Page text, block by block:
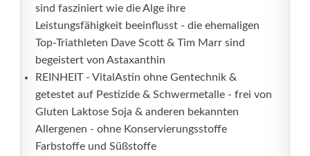
sind fasziniert wie die Alge ihre
Leistungsfähigkeit beeinflusst - die ehemaligen
Top-Triathleten Dave Scott & Tim Marr sind
begeistert von Astaxanthin
REINHEIT - VitalAstin ohne Gentechnik &
getestet auf Pestizide & Schwermetalle - frei von
Gluten Laktose Soja & anderen bekannten
Allergenen - ohne Konservierungsstoffe
Farbstoffe und Süßstoffe